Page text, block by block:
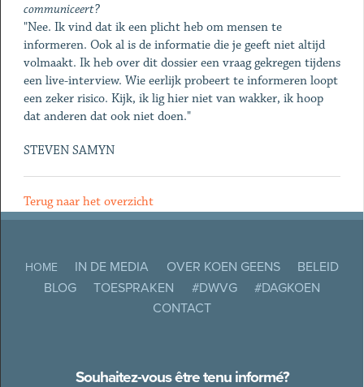
communiceert?
"Nee. Ik vind dat ik een plicht heb om mensen te
informeren. Ook al is de informatie die je geeft niet altijd
volmaakt. Ik heb over dit dossier een vraag gekregen tijdens
een live-interview. Wie eerlijk probeert te informeren loopt
een zeker risico. Kijk, ik lig hier niet van wakker, ik hoop
dat anderen dat ook niet doen."
STEVEN SAMYN
Terug naar het overzicht
HOME IN DE MEDIA OVER KOEN GEENS
BELEID
BLOG
TOESPRAKEN #DWVG
#DAGKOEN
CONTACT
Souhaitez-vous être tenu informé?